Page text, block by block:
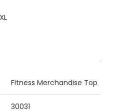
Fitness Merchandise Top
30031